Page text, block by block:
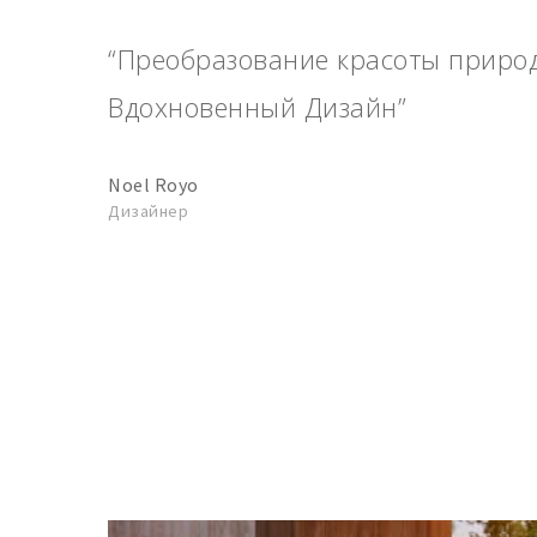
“Преобразование красоты
Вдохновенный Дизайн”
Noel Royo
Дизайнер